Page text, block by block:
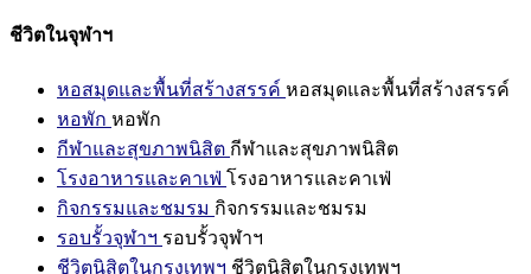
ชีวิตในจุฬาฯ
หอสมุดและพื้นที่สร้างสรรค์ หอสมุดและพื้นที่สร้างสรรค์
หอพัก หอพัก
กีฬาและสุขภาพนิสิต กีฬาและสุขภาพนิสิต
โรงอาหารและคาเฟ่ โรงอาหารและคาเฟ่
กิจกรรมและชมรม กิจกรรมและชมรม
รอบรั้วจุฬาฯ รอบรั้วจุฬาฯ
ชีวิตนิสิตในกรุงเทพฯ ชีวิตนิสิตในกรุงเทพฯ